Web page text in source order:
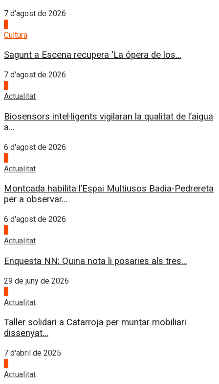
7 d'agost de 2026
Cultura
Sagunt a Escena recupera ‘La ópera de los...
7 d'agost de 2026
Actualitat
Biosensors intel·ligents vigilaran la qualitat de l’aigua
a...
6 d'agost de 2026
Actualitat
Montcada habilita l’Espai Multiusos Badia-Pedrereta
per a observar...
6 d'agost de 2026
Actualitat
Enquesta NN: Quina nota li posaries als tres...
29 de juny de 2026
Actualitat
Taller solidari a Catarroja per muntar mobiliari
dissenyat...
7 d'abril de 2025
Actualitat